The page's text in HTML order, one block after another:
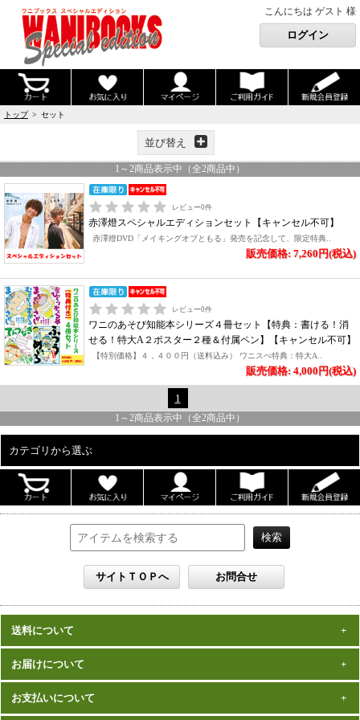
こんにちは ゲスト 様
トップ> セット
並び替え
1 ～ 2商品表示中（全2商品中）
レビュー0件
赤澤燈スペシャルエディションセット【キャンセル不可】
赤澤燈DVD「メイキングオブともる」発売を記念して、限定特典..
販売価格: 7,260円(税込)
レビュー0件
ワニのあそび知能本シリーズ４冊セット【特典：書ける！消
せる！特大A２ポスター２種＆付属ペン】【キャンセル不可】
【特別価格】４，４００円（送料込み） ワニスぺ特典：特大A..
販売価格: 4,000円(税込)
1
1 ～ 2商品表示中（全2商品中）
カテゴリから選ぶ
ALL
男性写真集
雑誌
送料について
数量、価格に関わらず
※沖縄の送料は1,500円となります。
※商品により諸事情で金額が変更する場合もございます。
※同梱不可の商品もございますのでご注意ください。
お届けについて
在庫がある商品につきましては、
お届けとなります。
お支払いについて